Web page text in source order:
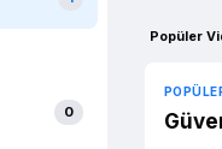
0
Popüler